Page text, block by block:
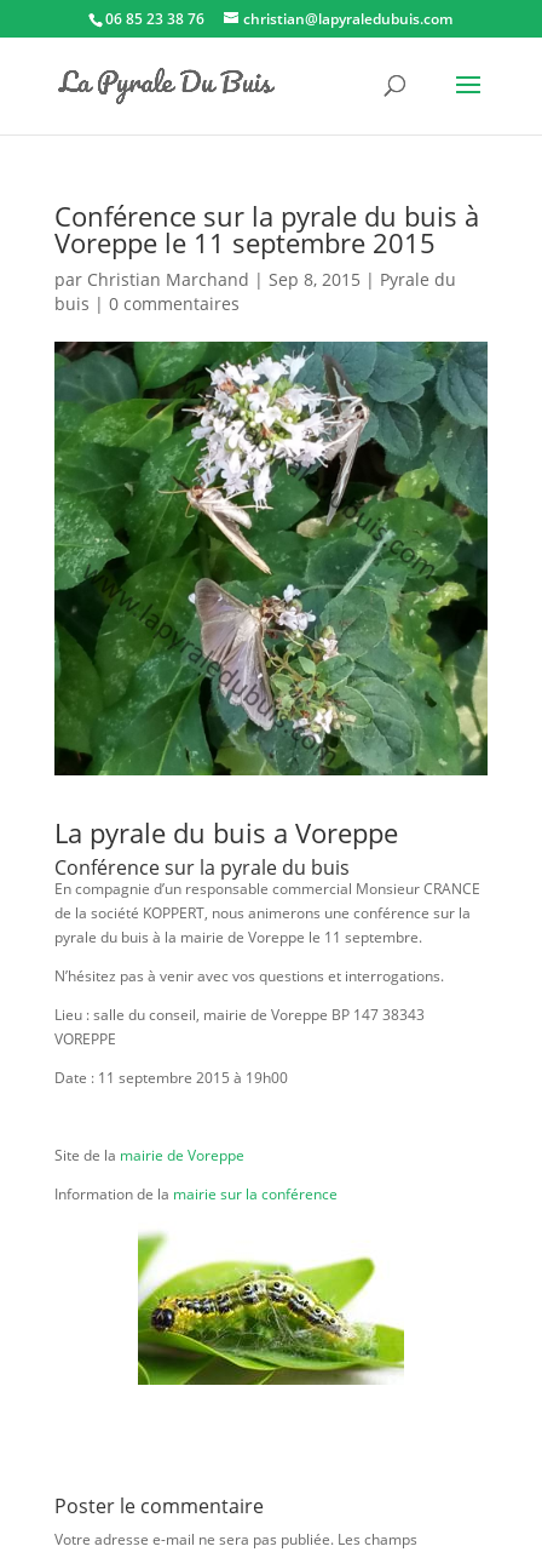
06 85 23 38 76 christian@lapyraledubuis.com
Conférence sur la pyrale du buis à
Voreppe le 11 septembre 2015
par Christian Marchand | Sep 8, 2015 | Pyrale du
buis | 0 commentaires
La pyrale du buis a Voreppe
Conférence sur la pyrale du buis
En compagnie d’un responsable commercial Monsieur CRANCE
de la société KOPPERT, nous animerons une conférence sur la
pyrale du buis à la mairie de Voreppe le 11 septembre.
N’hésitez pas à venir avec vos questions et interrogations.
Lieu : salle du conseil, mairie de Voreppe BP 147 38343
VOREPPE
Date : 11 septembre 2015 à 19h00
Site de la mairie de Voreppe
Information de la mairie sur la conférence
Poster le commentaire
Votre adresse e-mail ne sera pas publiée. Les champs